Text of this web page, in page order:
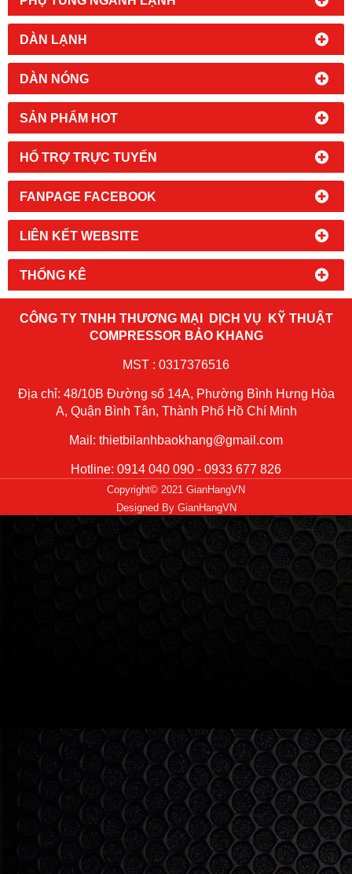
DÀN LẠNH
DÀN NÓNG
SẢN PHẨM HOT
HỔ TRỢ TRỰC TUYẾN
FANPAGE FACEBOOK
LIÊN KẾT WEBSITE
THỐNG KÊ
CÔNG TY TNHH THƯƠNG MẠI DỊCH VỤ KỸ THUẬT
COMPRESSOR BẢO KHANG
MST : 0317376516
Địa chỉ: 48/10B Đường số 14A, Phường Bình Hưng Hòa
A, Quận Bình Tân, Thành Phố Hồ Chí Minh
Mail: thietbilanhbaokhang@gmail.com
Hotline: 0914 040 090 - 0933 677 826
Copyright© 2021 GianHangVN
Designed By GianHangVN